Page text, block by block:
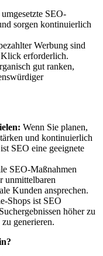
SEO-
sorgen kontinuierlich
Werbung sind
erforderlich.
gut ranken,
Wenn Sie planen,
und kontinuierlich
SEO eine geeignete
SEO-Maßnahmen
unmittelbaren
Kunden ansprechen.
Shops ist SEO
höher zu
generieren.